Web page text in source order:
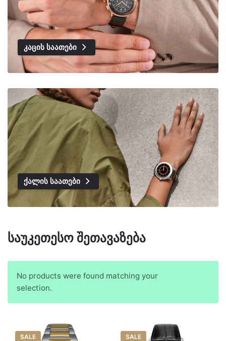
კაცის საათები
ქალის საათები
საუკეთესო შეთავაზება
No products were found matching your
selection.
SALE SALE